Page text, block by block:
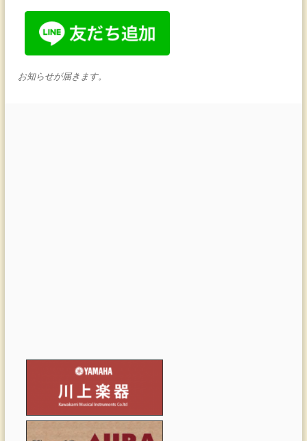
お知らせが届きます。